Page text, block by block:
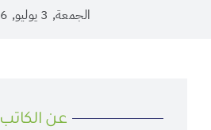
الجمعة, 3 يوليو, 2026
عن الكاتب